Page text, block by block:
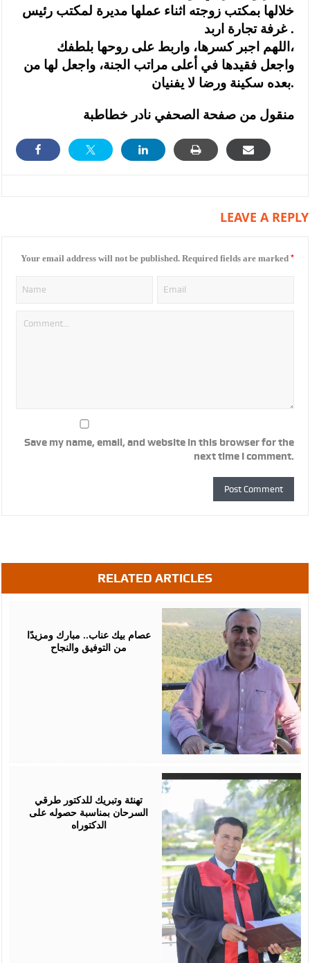
خلالها بمكتب زوجته اثناء عملها مديرة لمكتب رئيس
غرفة تجارة اربد .
اللهم اجبر كسرها، واربط على روحها بلطفك،
واجعل فقيدها في أعلى مراتب الجنة، واجعل لها من
بعده سكينة ورضا لا يفنيان.
منقول من صفحة الصحفي نادر خطاطبة
LEAVE A REPLY
Your email address will not be published. Required fields are marked *
Save my name, email, and website in this browser for the
next time I comment.
RELATED ARTICLES
عصام بيك عناب.. مبارك ومزيدًا
من التوفيق والنجاح
2026
تهنئة وتبريك للدكتور طرقي
السرحان بمناسبة حصوله على
الدكتوراه